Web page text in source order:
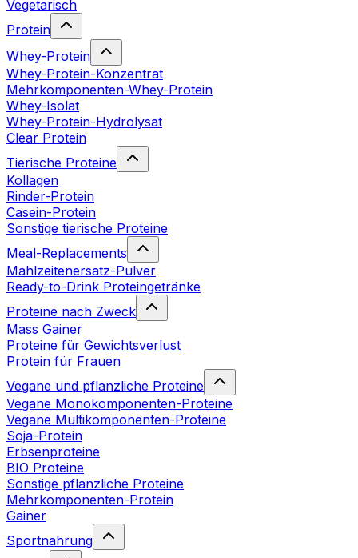
Vegetarisch
Protein
Whey-Protein
Whey-Protein-Konzentrat
Mehrkomponenten-Whey-Protein
Whey-Isolat
Whey-Protein-Hydrolysat
Clear Protein
Tierische Proteine
Kollagen
Rinder-Protein
Casein-Protein
Sonstige tierische Proteine
Meal-Replacements
Mahlzeitenersatz-Pulver
Ready-to-Drink Proteingetränke
Proteine nach Zweck
Mass Gainer
Proteine für Gewichtsverlust
Protein für Frauen
Vegane und pflanzliche Proteine
Vegane Monokomponenten-Proteine
Vegane Multikomponenten-Proteine
Soja-Protein
Erbsenproteine
BIO Proteine
Sonstige pflanzliche Proteine
Mehrkomponenten-Protein
Gainer
Sportnahrung